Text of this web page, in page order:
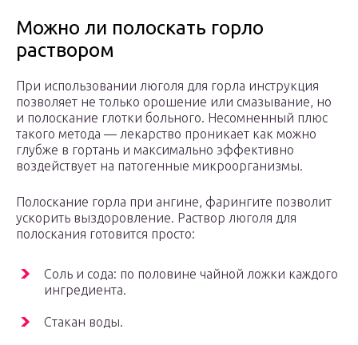
Можно ли полоскать горло
раствором
При использовании люголя для горла инструкция
позволяет не только орошение или смазывание, но
и полоскание глотки больного. Несомненный плюс
такого метода — лекарство проникает как можно
глубже в гортань и максимально эффективно
воздействует на патогенные микроорганизмы.
Полоскание горла при ангине, фарингите позволит
ускорить выздоровление. Раствор люголя для
полоскания готовится просто:
Соль и сода: по половине чайной ложки каждого
ингредиента.
Стакан воды.